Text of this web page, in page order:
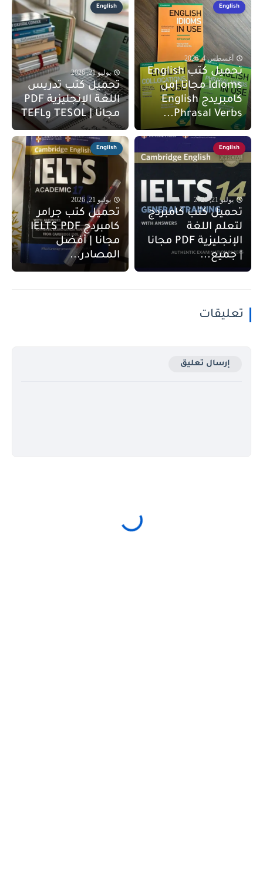
English
أغسطس 4, 2026
تحميل كتب English
Idioms مجانا |من
كامبريدج English
Phrasal Verbs...
English
يوليو 21, 2026
تحميل كتب تدريس
اللغة الإنجليزية PDF
مجانا | TESOL وTEFL
English
يوليو 21, 2026
تحميل كتب كامبردج
لتعلم اللغة
الإنجليزية PDF مجانا
| جميع...
English
يوليو 21, 2026
تحميل كتب جرامر
كامبردج IELTS PDF
مجانا | أفضل
المصادر...
تعليقات
إرسال تعليق